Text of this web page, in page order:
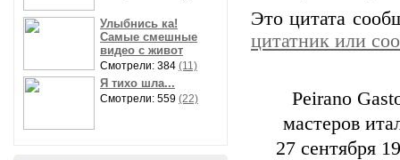
Улыбнись ка!
Самые смешные
видео с живот
Смотрели: 384 (11)
Я тихо шла...
Смотрели: 559 (22)
Это цитата
цитатник или
Peirano
мастеров
27 сентября